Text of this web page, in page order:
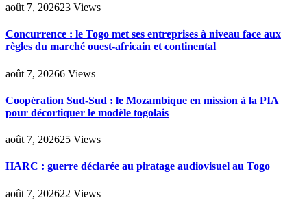
août 7, 202623 Views
Concurrence : le Togo met ses entreprises à niveau face aux
règles du marché ouest-africain et continental
août 7, 20266 Views
Coopération Sud-Sud : le Mozambique en mission à la PIA
pour décortiquer le modèle togolais
août 7, 202625 Views
HARC : guerre déclarée au piratage audiovisuel au Togo
août 7, 202622 Views